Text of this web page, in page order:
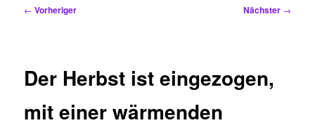
Beitragsnavigation
← Vorheriger Nächster →
Der Herbst ist eingezogen,
mit einer wärmenden